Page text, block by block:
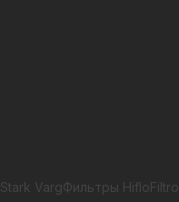
Stark VargФильтры HifloFiltro